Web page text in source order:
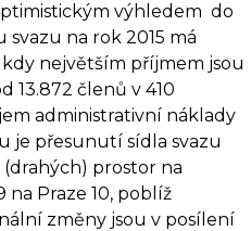
výhledem do
na rok 2015 má
největším příjmem jsou
13.872 členů v 410
administrativní náklady
je přesunutí sídla svazu
(drahých) prostor na
na Praze 10, poblíž
změny jsou v posílení